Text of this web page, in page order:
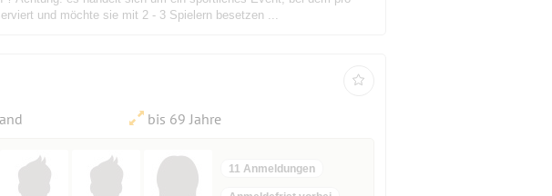
und möchte sie mit 2 - 3 Spielern besetzen ...
bis 69 Jahre
11 Anmeldungen